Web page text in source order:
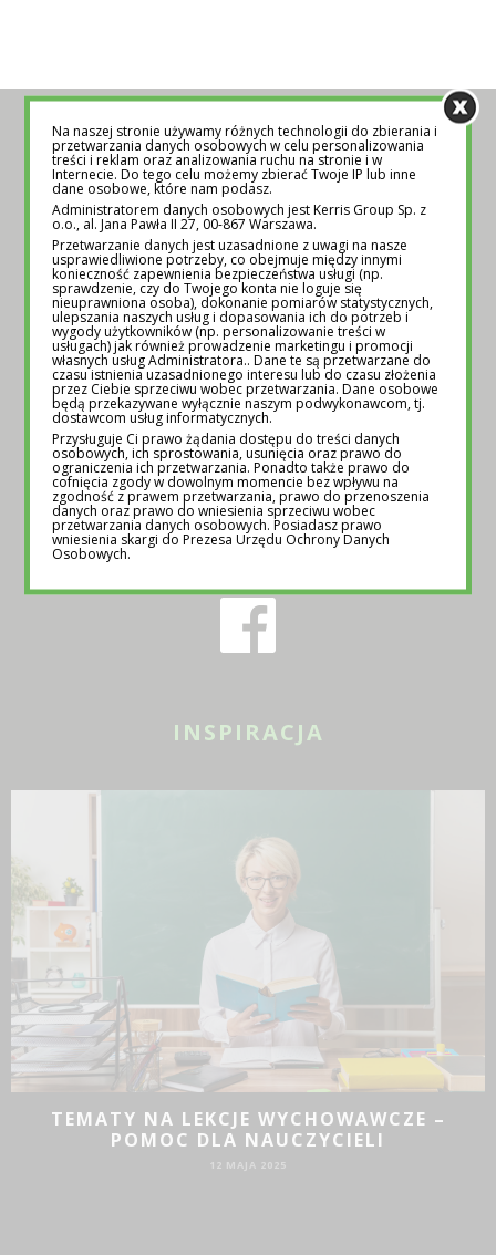
POZNAJ NAS BLIŻEJ
O NAS
SKONTAKTUJ SIĘ Z NAMI:
KONTAKT@EDUTORIAL.PL
ODWIEDŹ NAS NA:
INSPIRACJA
TEMATY NA LEKCJE WYCHOWAWCZE –
POMOC DLA NAUCZYCIELI
12 MAJA 2025
Na naszej stronie używamy różnych technologii do zbierania i
przetwarzania danych osobowych w celu personalizowania
treści i reklam oraz analizowania ruchu na stronie i w
Internecie. Do tego celu możemy zbierać Twoje IP lub inne
dane osobowe, które nam podasz.
Administratorem danych osobowych jest Kerris Group Sp. z
o.o., al. Jana Pawła II 27, 00-867 Warszawa.
Przetwarzanie danych jest uzasadnione z uwagi na nasze
usprawiedliwione potrzeby, co obejmuje między innymi
konieczność zapewnienia bezpieczeństwa usługi (np.
sprawdzenie, czy do Twojego konta nie loguje się
nieuprawniona osoba), dokonanie pomiarów statystycznych,
ulepszania naszych usług i dopasowania ich do potrzeb i
wygody użytkowników (np. personalizowanie treści w
usługach) jak również prowadzenie marketingu i promocji
własnych usług Administratora.. Dane te są przetwarzane do
czasu istnienia uzasadnionego interesu lub do czasu złożenia
przez Ciebie sprzeciwu wobec przetwarzania. Dane osobowe
będą przekazywane wyłącznie naszym podwykonawcom, tj.
dostawcom usług informatycznych.
Przysługuje Ci prawo żądania dostępu do treści danych
osobowych, ich sprostowania, usunięcia oraz prawo do
ograniczenia ich przetwarzania. Ponadto także prawo do
cofnięcia zgody w dowolnym momencie bez wpływu na
zgodność z prawem przetwarzania, prawo do przenoszenia
danych oraz prawo do wniesienia sprzeciwu wobec
przetwarzania danych osobowych. Posiadasz prawo
wniesienia skargi do Prezesa Urzędu Ochrony Danych
Osobowych.